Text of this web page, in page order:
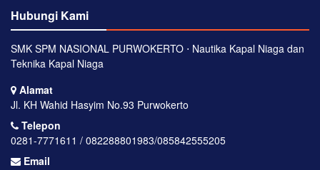
Hubungi Kami
SMK SPM NASIONAL PURWOKERTO ⋅ Nautika Kapal Niaga dan
Teknika Kapal Niaga
Alamat
Jl. KH Wahid Hasyim No.93 Purwokerto
Telepon
0281-7771611 / 082288801983/085842555205
Email